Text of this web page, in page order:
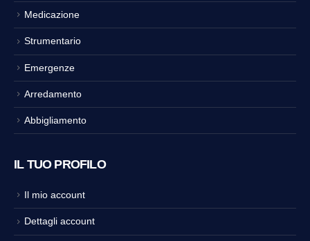
Medicazione
Strumentario
Emergenze
Arredamento
Abbigliamento
IL TUO PROFILO
Il mio account
Dettagli account